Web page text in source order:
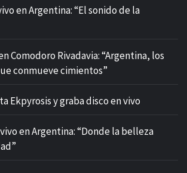
en Argentina: “El sonido de la
Comodoro Rivadavia: “Argentina, los
conmueve cimientos”
Ekpyrosis y graba disco en vivo
en Argentina: “Donde la belleza